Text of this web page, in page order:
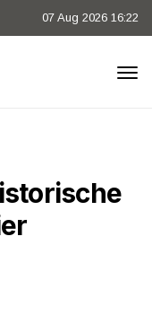
07 Aug 2026 16:22